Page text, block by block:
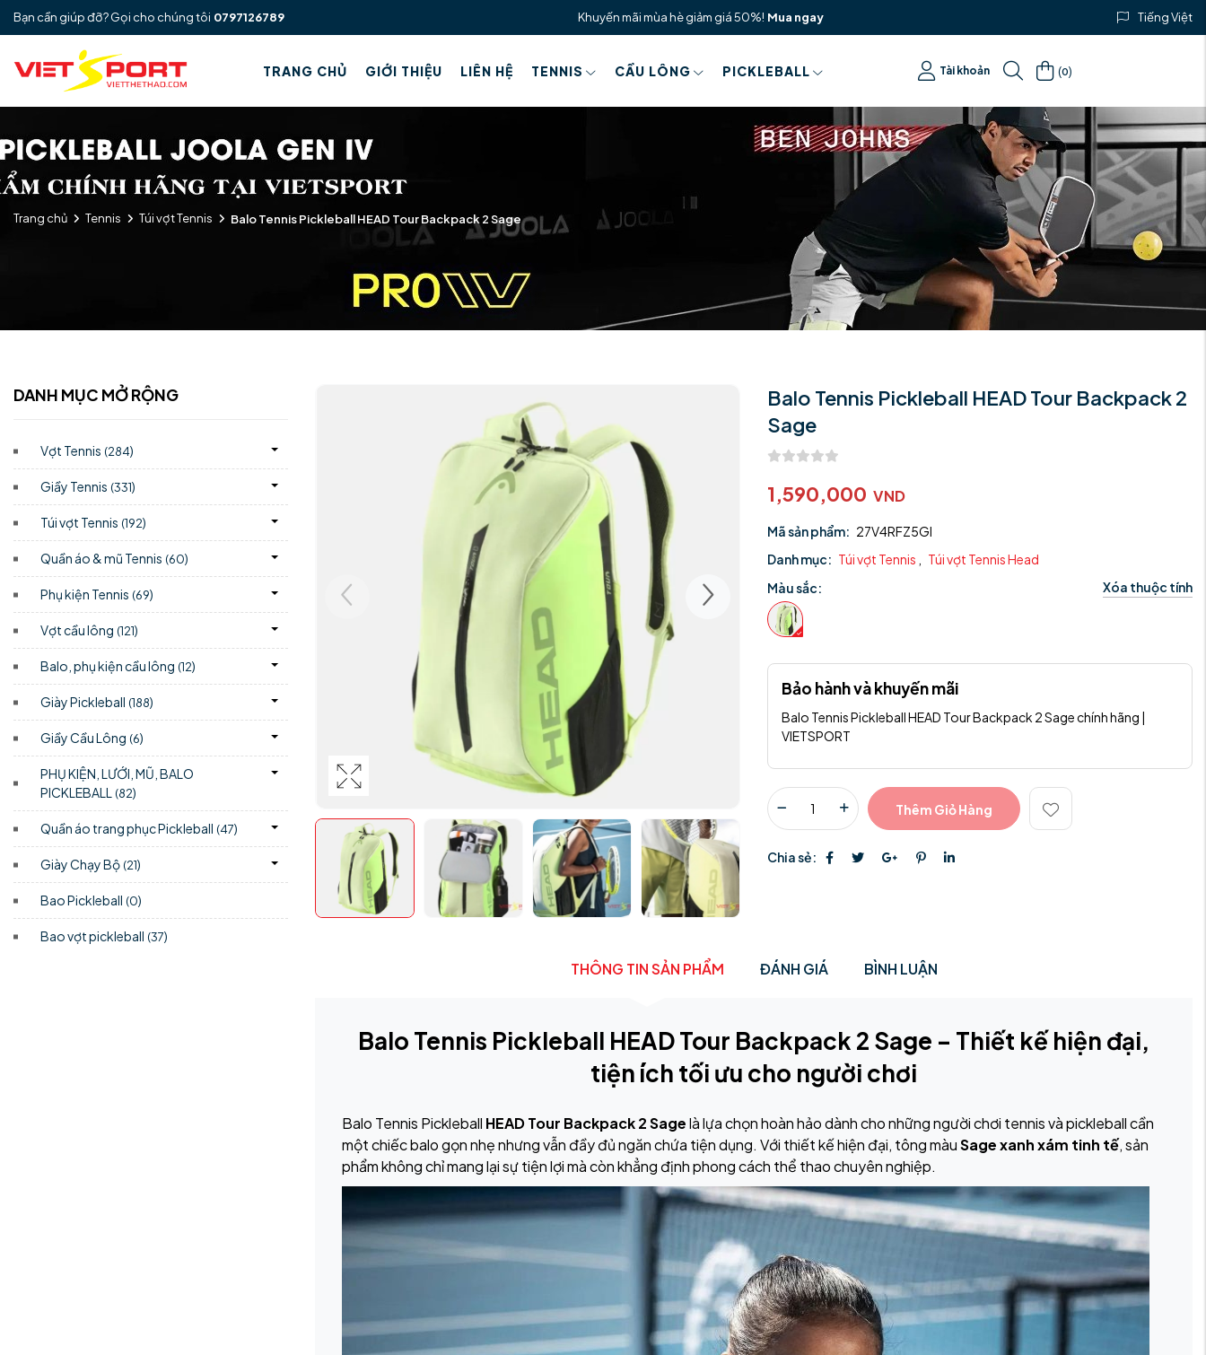
Bạn cần giúp đỡ? Gọi cho chúng tôi 0797126789 Khuyến mãi mùa hè giảm giá 50%! Mua ngay Tiếng Việt
TRANG CHỦ GIỚI THIỆU LIÊN HỆ TENNIS CẦU LÔNG PICKLEBALL Tài khoản (0)
Trang chủ Tennis Túi vợt Tennis Balo Tennis Pickleball HEAD Tour Backpack 2 Sage
DANH MỤC MỞ RỘNG
Vợt Tennis (284)
Giầy Tennis (331)
Túi vợt Tennis (192)
Quần áo & mũ Tennis (60)
Phụ kiện Tennis (69)
Vợt cầu lông (121)
Balo, phụ kiện cầu lông (12)
Giày Pickleball (188)
Giầy Cầu Lông (6)
PHỤ KIỆN, LƯỚI, MŨ, BALO
PICKLEBALL (82)
Quần áo trang phục Pickleball (47)
Giày Chạy Bộ (21)
Bao Pickleball (0)
Bao vợt pickleball (37)
Balo Tennis Pickleball HEAD Tour Backpack 2
Sage
1,590,000 VND
Mã sản phẩm: 27V4RFZ5GI
Danh mục: Túi vợt Tennis
Túi vợt Tennis Head
Màu sắc:
Xóa thuộc tính
Bảo hành và khuyến mãi
Balo Tennis Pickleball HEAD Tour Backpack 2 Sage chính hãng |
VIETSPORT
Thêm Giỏ Hàng
Chia sẻ:
THÔNG TIN SẢN PHẨM ĐÁNH GIÁ BÌNH LUẬN
Balo Tennis Pickleball HEAD Tour Backpack 2 Sage – Thiết kế hiện đại,
tiện ích tối ưu cho người chơi
Balo Tennis Pickleball HEAD Tour Backpack 2 Sagelà lựa chọn hoàn hảo dành cho những người chơi tennis và pickleball cần
một chiếc balo gọn nhẹ nhưng vẫn đầy đủ ngăn chứa tiện dụng. Với thiết kế hiện đại, tông màuSage xanh xám tinh tế, sản
phẩm không chỉ mang lại sự tiện lợi mà còn khẳng định phong cách thể thao chuyên nghiệp.